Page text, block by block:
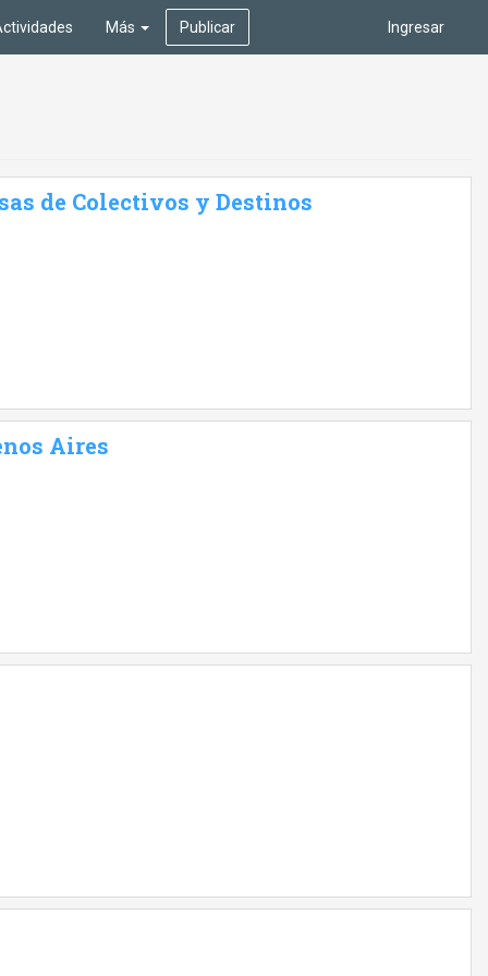
Ingresar
Más Publicar
de Colectivos y Destinos
Aires